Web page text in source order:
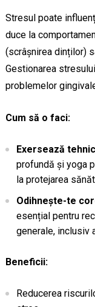
Stresul poate
duce la
(scrâșnirea dinților)
Gestionarea
problemelor
Cum să o faci:
Exersează
profundă și yoga
la protejarea
Odihnește-te
esențial pentru
generale, inclusiv
Beneficii:
Reducerea